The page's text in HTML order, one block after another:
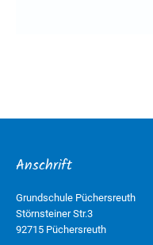
Anschrift
Grundschule Püchersreuth
Störnsteiner Str.3
92715 Püchersreuth